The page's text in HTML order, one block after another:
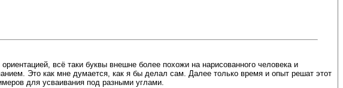
всё таки буквы внешне более похожи на нарисованного человека и
Это как мне думается, как я бы делал сам. Далее только время и опыт решат этот
для усваивания под разными углами.